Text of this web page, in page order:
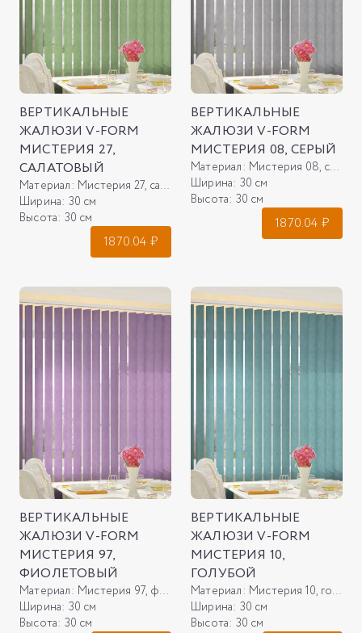
ВЕРТИКАЛЬНЫЕ
ЖАЛЮЗИ V-FORM
МИСТЕРИЯ 27,
САЛАТОВЫЙ
Материал: Мистерия 27, салатовый
Ширина: 30 см
Высота: 30 см
1870.04 ₽
ВЕРТИКАЛЬНЫЕ
ЖАЛЮЗИ V-FORM
МИСТЕРИЯ 08, СЕРЫЙ
Материал: Мистерия 08, серый
Ширина: 30 см
Высота: 30 см
1870.04 ₽
ВЕРТИКАЛЬНЫЕ
ЖАЛЮЗИ V-FORM
МИСТЕРИЯ 97,
ФИОЛЕТОВЫЙ
Материал: Мистерия 97, фиолетовый
Ширина: 30 см
Высота: 30 см
ВЕРТИКАЛЬНЫЕ
ЖАЛЮЗИ V-FORM
МИСТЕРИЯ 10,
ГОЛУБОЙ
Материал: Мистерия 10, голубой
Ширина: 30 см
Высота: 30 см